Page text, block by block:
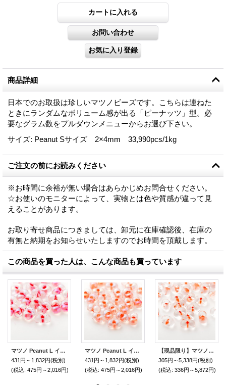
商品詳細
日本でのお取扱は珍しいマツノビーズです。こちらは連ねた
ときにランダムなボリューム感が出る「ピーナッツ」型。必
要なグラム数をプルダウンメニューからお選び下さい。
サイズ: Peanut Sサイズ 2×4mm 33,990pcs/1kg
ご注文の前にお読みください
※お時間に余裕が無い場合はあらかじめお問合せください。
☆お使いのモニターによって、実物とは色や質感が違って見
えることがあります。
お取り寄せ商品につきましては、卸元に在庫確認後、在庫の
有無と納期をお知らせいたしますのでお時間を頂戴します。
この商品を買った人は、こんな商品も買っています
マツノ Peanut L インサイド レインボー
431円～1,832円(税別)
(税込: 475円～2,016円)
マツノ Peanut L インサイド レインボー
431円～1,832円(税別)
(税込: 475円～2,016円)
【現品限り】マツノ Peanut L インサイド
305円～5,338円(税別)
(税込: 336円～5,872円)